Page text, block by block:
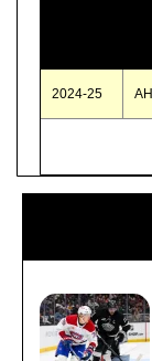
2024-25